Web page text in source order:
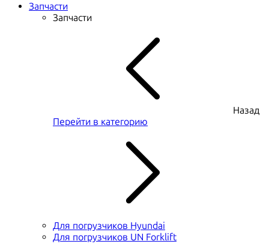
Запчасти
Запчасти
Назад
Перейти в категорию
Для погрузчиков Hyundai
Для погрузчиков UN Forklift